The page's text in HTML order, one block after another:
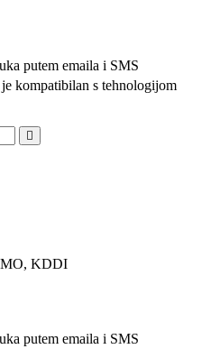
putem emaila i SMS
kompatibilan s tehnologijom
KDDI
putem emaila i SMS